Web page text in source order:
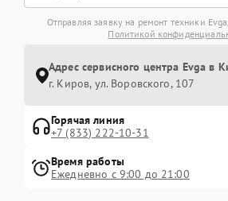
Отправляя заявку на ремонт техники
Политикой
Адрес сервисного центра Evga в
г. Киров, ул. Воровского, 107
Горячая линия
+7 (833) 222-10-31
Время работы
Ежедневно с 9:00 до 21:00